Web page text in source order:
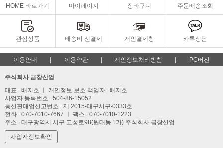
HOME 바로가기 마이페이지 장바구니 주문배송조회
관심상품 배송비 선결제 개인결제창 카톡상담
이용안내 이용약관 개인정보처리방침 PC버전
주식회사 금창산업
대표 : 배지호 ㅣ 개인정보 보호 책임자 : 배지호
사업자 등록번호 : 504-86-15052
통신판매업신고번호 : 제 2015-대구서구-0333호
전화 : 070-7010-7667 ㅣ 팩스 : 070-7010-1223
주소 : 대구광역시 서구 고성로98(원대동 1가) 주식회사 금창산업
사업자정보확인